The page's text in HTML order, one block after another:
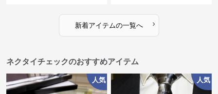
新着アイテムの一覧へ ›
ネクタイチェックのおすすめアイテム
人気 人気